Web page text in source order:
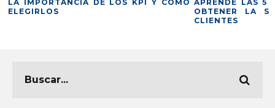
LA IMPORTANCIA DE LOS KPI Y CÓMO
ELEGIRLOS
APRENDE LAS 5
OBTENER LA
CLIENTES